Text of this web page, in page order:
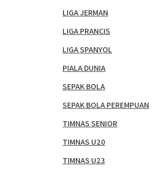
LIGA JERMAN
LIGA PRANCIS
LIGA SPANYOL
PIALA DUNIA
SEPAK BOLA
SEPAK BOLA PEREMPUAN
TIMNAS SENIOR
TIMNAS U20
TIMNAS U23